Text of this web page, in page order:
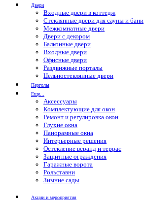
Двери
Входные двери в коттедж
Стеклянные двери для сауны и бани
Межкомнатные двери
Двери с декором
Балконные двери
Входные двери
Офисные двери
Раздвижные порталы
Цельностеклянные двери
Перголы
Еще...
Аксессуары
Комплектующие для окон
Ремонт и регулировка окон
Глухие окна
Панорамные окна
Интерьерные решения
Остекление веранд и террас
Защитные ограждения
Гаражные ворота
Рольставни
Зимние сады
Акции и мероприятия